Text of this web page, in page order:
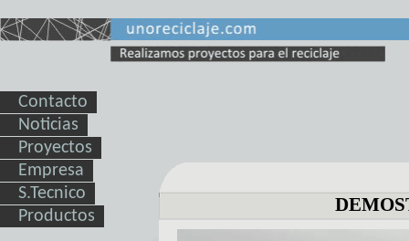
Contacto
Noticias
Proyectos
Empresa
S.Tecnico
Productos